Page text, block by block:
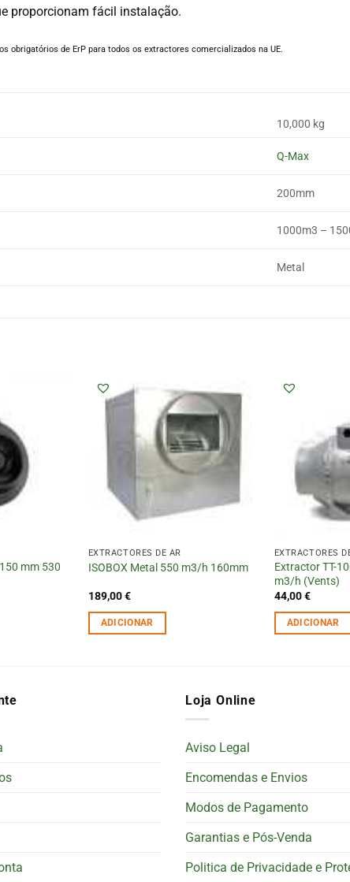
proporcionam fácil instalação.
obrigatórios de ErP para todos os extractores comercializados na UE.
10,000 kg
Q-Max
200mm
1000m3 –
Metal
mm 530
EXTRACTORES DE AR
ISOBOX Metal 550 m3/h 160mm
189,00€
ADICIONAR
EXTRACTORES
Extractor TT-
m3/h (Vents)
44,00€
ADICIONAR
Loja Online
Aviso Legal
Encomendas e Envios
Modos de Pagamento
Garantias e Pós-Venda
Politica de Privacidade e